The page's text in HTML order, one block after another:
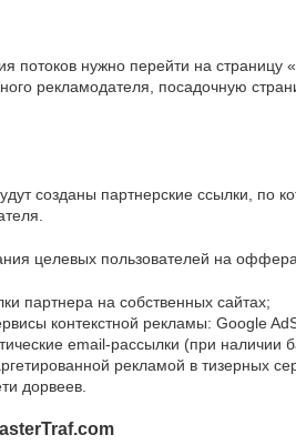
потоков нужно перейти на страницу
рекламодателя, посадочную
созданы партнерские ссылки, по
целевых пользователей на
партнера на собственных сайтах;
контекстной рекламы: Google
email-рассылки (при наличии
рекламой в тизерных
дорвеев.